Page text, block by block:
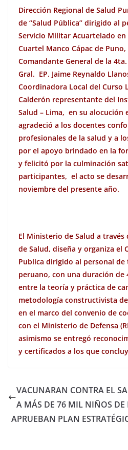
Dirección Regional de Salud
de “Salud Pública” dirigido al
Servicio Militar Acuartelado
Cuartel Manco Cápac de
Comandante General de la
Gral. EP. Jaime Reynaldo
Coordinadora Local del Curso
Calderón representante del
Salud – Lima, en su alocución
agradeció a los docentes
profesionales de la salud y a
por el apoyo brindado en la
y felicitó por la culminación
participantes, el acto se
noviembre del presente año.
El Ministerio de Salud a
de Salud, diseña y organiza el
Publica dirigido al personal
peruano, con una duración de
entre la teoría y práctica de
metodología constructivista
en el marco del convenio de
con el Ministerio de Defensa
asimismo se entregó
y certificados a los que
VACUNARAN CONTRA EL
A MÁS DE 76 MIL NIÑOS
APRUEBAN PLAN